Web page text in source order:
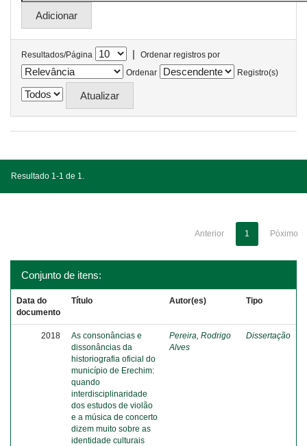
Resultados/Página |
Ordenar registros por
Ordenar
Registro(s)
Resultado 1-1 de 1.
Anterior 1 Póximo
Conjunto de itens:
Data do
documento
Título Autor(es) Tipo
2018
As consonâncias e
dissonâncias da
historiografia oficial do
município de Erechim:
quando
interdisciplinaridade
dos estudos de violão
e a música de concerto
dizem muito sobre as
identidade culturais
Pereira, Rodrigo
Alves
Dissertação